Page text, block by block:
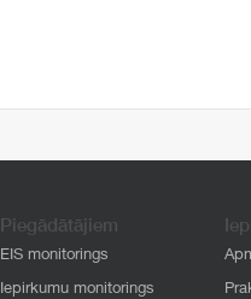
Piegādātājiem
EIS monitorings
Iepirkumu monitorings